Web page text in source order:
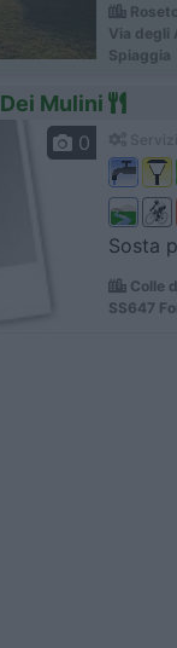
Via degli
Spiaggia
Mulini
0
Sosta
Colle
SS647